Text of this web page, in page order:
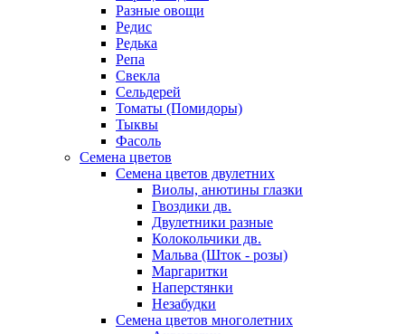
Разные овощи
Редис
Редька
Репа
Свекла
Сельдерей
Томаты (Помидоры)
Тыквы
Фасоль
Семена цветов
Семена цветов двулетних
Виолы, анютины глазки
Гвоздики дв.
Двулетники разные
Колокольчики дв.
Мальва (Шток - розы)
Маргаритки
Наперстянки
Незабудки
Семена цветов многолетних